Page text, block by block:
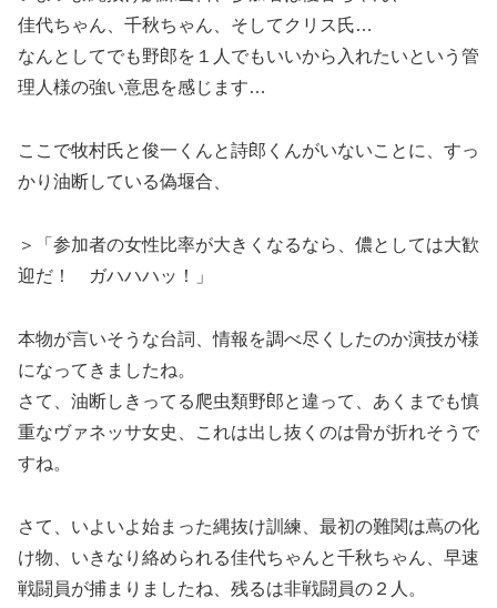
佳代ちゃん、千秋ちゃん、そしてクリス氏…
なんとしてでも野郎を１人でもいいから入れたいという管
理人様の強い意思を感じます…
ここで牧村氏と俊一くんと詩郎くんがいないことに、すっ
かり油断している偽堰合、
＞「参加者の女性比率が大きくなるなら、儂としては大歓
迎だ！ ガハハハッ！」
本物が言いそうな台詞、情報を調べ尽くしたのか演技が様
になってきましたね。
さて、油断しきってる爬虫類野郎と違って、あくまでも慎
重なヴァネッサ女史、これは出し抜くのは骨が折れそうで
すね。
さて、いよいよ始まった縄抜け訓練、最初の難関は蔦の化
け物、いきなり絡められる佳代ちゃんと千秋ちゃん、早速
戦闘員が捕まりましたね、残るは非戦闘員の２人。